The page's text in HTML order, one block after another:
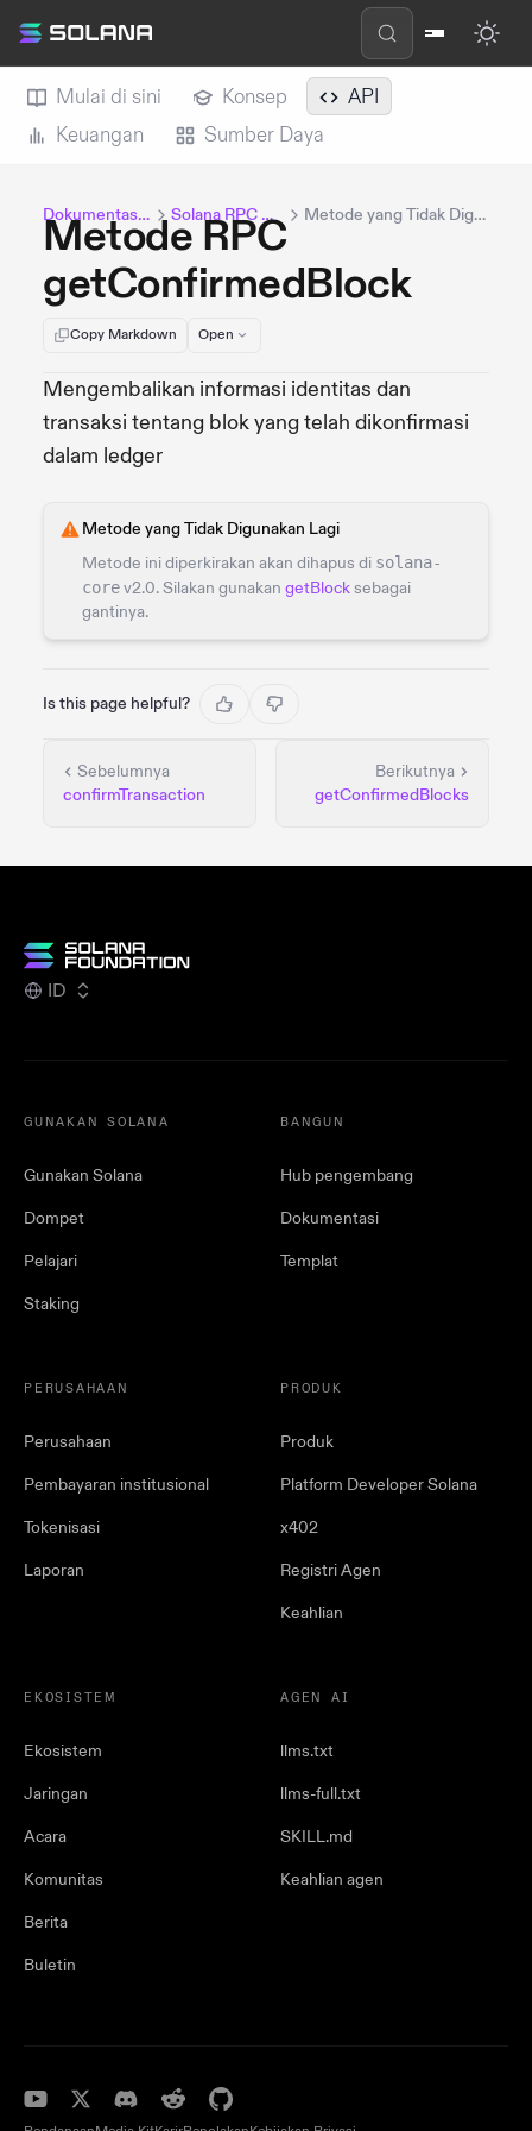
Mulai di sini Konsep
API
Keuangan
Sumber Daya
Dokumentasi Solana Solana RPC Methods Metode yang Tidak Digunakan Lagi
Metode RPC
getConfirmedBlock
Copy Markdown Open
Mengembalikan informasi identitas dan
transaksi tentang blok yang telah dikonfirmasi
dalam ledger
Metode yang Tidak Digunakan Lagi
Metode ini diperkirakan akan dihapus di solana-
corev2.0. Silakan gunakan getBlocksebagai
gantinya.
Is this page helpful?
Sebelumnya
confirmTransaction
Berikutnya
getConfirmedBlocks
ID
GUNAKAN SOLANA
Gunakan Solana
Dompet
Pelajari
Staking
BANGUN
Hub pengembang
Dokumentasi
Templat
PERUSAHAAN
Perusahaan
Pembayaran institusional
Tokenisasi
Laporan
PRODUK
Produk
Platform Developer Solana
x402
Registri Agen
Keahlian
EKOSISTEM
Ekosistem
Jaringan
Acara
Komunitas
Berita
Buletin
AGEN AI
llms.txt
llms-full.txt
SKILL.md
Keahlian agen